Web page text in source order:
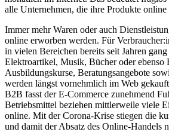
alle Unternehmen, die ihre Produkte online
Immer mehr Waren oder auch
online erworben werden. Für
in vielen Bereichen bereits seit Jahren
Elektroartikel, Musik, Bücher oder ebenso
Ausbildungskurse, Beratungsangebote
werden längst vornehmlich im Web
B2B fasst der E-Commerce zunehmend
Betriebsmittel beziehen mittlerweile viele
online. Mit der Corona-Krise stiegen die
und damit der Absatz des Online-Handels